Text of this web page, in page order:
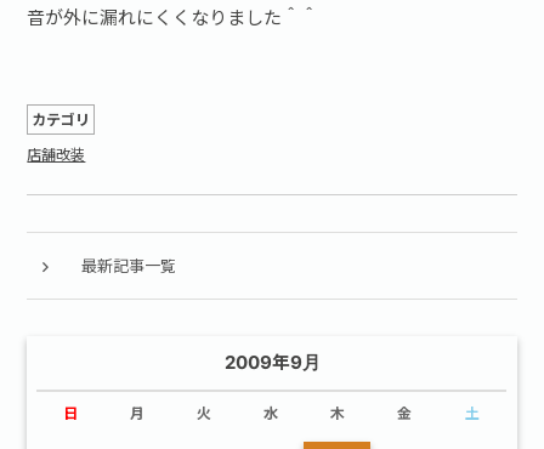
音が外に漏れにくくなりました＾＾
カテゴリ
店舗改装
最新記事一覧
2009年9月
日 月 火 水 木 金 土